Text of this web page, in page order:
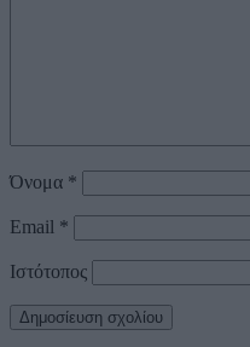
Όνομα *
Email *
Ιστότοπος